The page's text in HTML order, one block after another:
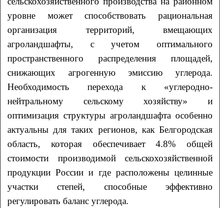
уровне может способствовать рациональная
организация территорий, вмещающих
агроландшафты, с учетом оптимального
пространственного распределения площадей,
снижающих агрогенную эмиссию углерода.
Необходимость перехода к «углеродно-
нейтральному сельскому хозяйству» и
оптимизация структуры агроландшафта особенно
актуальны для таких регионов, как Белгородская
область, которая обеспечивает 4.8% общей
стоимости производимой сельскохозяйственной
продукции России и где расположены целинные
участки степей, способные эффективно
регулировать баланс углерода.